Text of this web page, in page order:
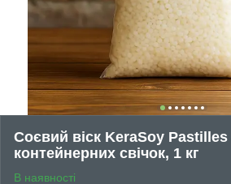
Соєвий віск KeraSoy Pastilles
контейнерних свічок, 1 кг
В наявності